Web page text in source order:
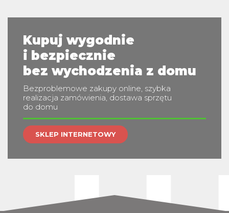
Kupuj wygodnie
i bezpiecznie
bez wychodzenia z domu
Bezproblemowe zakupy online, szybka
realizacja zamówienia, dostawa sprzętu
do domu
SKLEP INTERNETOWY